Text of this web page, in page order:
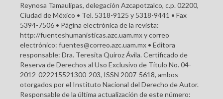
Reynosa Tamaulipas, delegación Azcapotzalco, c.p. 02200,
Ciudad de México • Tel. 5318-9125 y 5318-9441 • Fax
5394-7506 • Página electrónica de la revista:
http://fuenteshumanisticas.azc.uam.mx y correo
electrónico: fuentes@correo.azc.uam.mx • Editora
responsable: Dra. Teresita Quiroz Ávila. Certificado de
Reserva de Derechos al Uso Exclusivo de Título No. 04-
2012-022215521300-203, ISSN 2007-5618, ambos
otorgados por el Instituto Nacional del Derecho de Autor.
Responsable de la última actualización de este número: